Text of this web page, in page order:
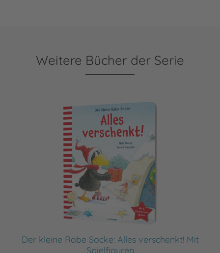
Weitere Bücher der Serie
Der kleine Rabe Socke: Alles verschenkt! Mit
Spielfiguren